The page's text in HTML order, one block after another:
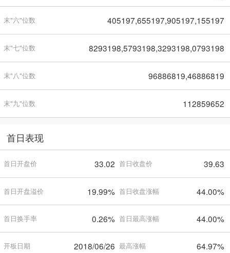
末"六"位数 405197,655197,905197,155197
末"七"位数 8293198,5793198,3293198,0793198
末"八"位数 96886819,46886819
末"九"位数 112859652
首日表现
首日开盘价 33.02 首日收盘价 39.63
首日开盘溢价 19.99% 首日收盘涨幅 44.00%
首日换手率 0.26% 首日最高涨幅 44.00%
开板日期 2018/06/26 最高涨幅 64.97%